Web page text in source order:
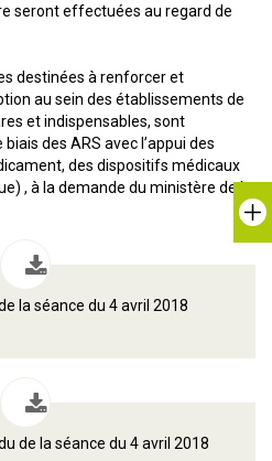
seront effectuées au regard de
destinées à renforcer et
au sein des établissements de
et indispensables, sont
des ARS avec l’appui des
des dispositifs médicaux
, à la demande du ministère de la
la séance du 4 avril 2018
de la séance du 4 avril 2018